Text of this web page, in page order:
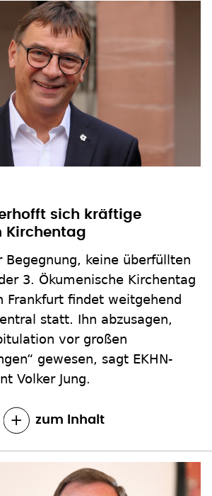
sich kräftige
Kirchentag
Begegnung, keine überfüllten
3. Ökumenische Kirchentag
Frankfurt findet weitgehend
statt. Ihn abzusagen,
vor großen
gewesen, sagt EKHN-
Volker Jung.
zum Inhalt